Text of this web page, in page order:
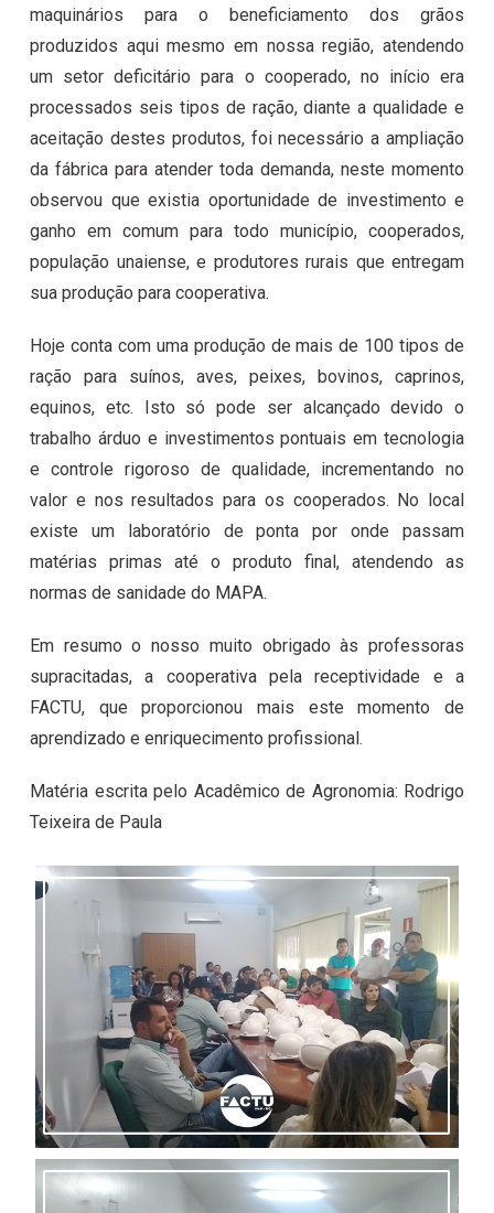
maquinários para o beneficiamento dos grãos
produzidos aqui mesmo em nossa região, atendendo
um setor deficitário para o cooperado, no início era
processados seis tipos de ração, diante a qualidade e
aceitação destes produtos, foi necessário a ampliação
da fábrica para atender toda demanda, neste momento
observou que existia oportunidade de investimento e
ganho em comum para todo município, cooperados,
população unaiense, e produtores rurais que entregam
sua produção para cooperativa.
Hoje conta com uma produção de mais de 100 tipos de
ração para suínos, aves, peixes, bovinos, caprinos,
equinos, etc. Isto só pode ser alcançado devido o
trabalho árduo e investimentos pontuais em tecnologia
e controle rigoroso de qualidade, incrementando no
valor e nos resultados para os cooperados. No local
existe um laboratório de ponta por onde passam
matérias primas até o produto final, atendendo as
normas de sanidade do MAPA.
Em resumo o nosso muito obrigado às professoras
supracitadas, a cooperativa pela receptividade e a
FACTU, que proporcionou mais este momento de
aprendizado e enriquecimento profissional.
Matéria escrita pelo Acadêmico de Agronomia: Rodrigo
Teixeira de Paula